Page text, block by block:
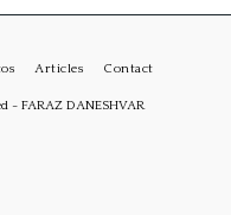
Articles Contact
- FARAZ DANESHVAR